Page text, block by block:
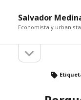
Salvador
Economista y urbanista
Barra
la